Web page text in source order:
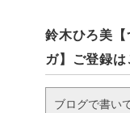
鈴木ひろ美
ガ】ご登録は
ブログで書い